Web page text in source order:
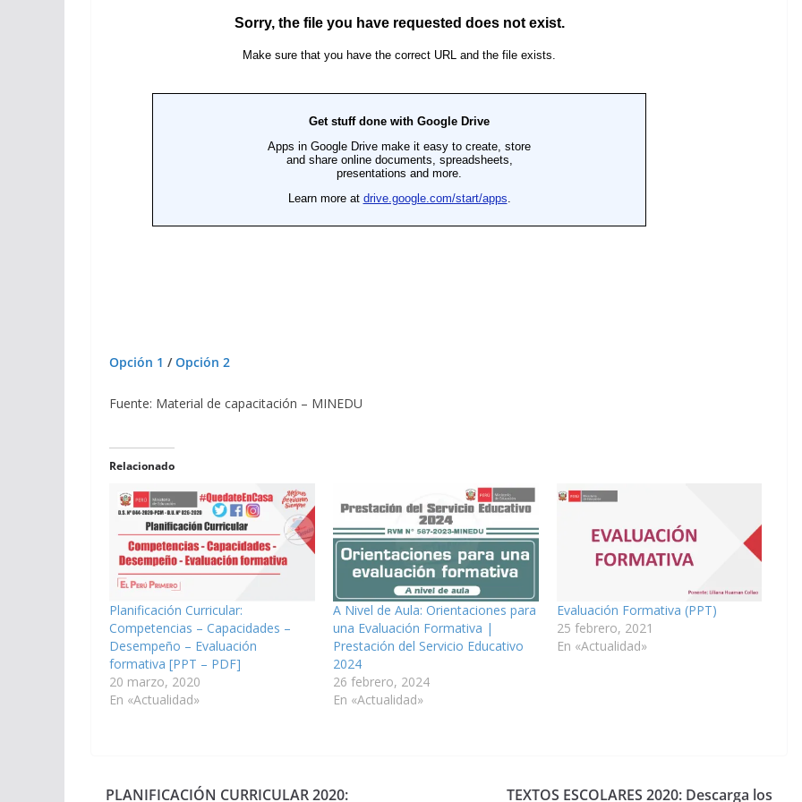
Opción 1 /Opción 2
Fuente: Material de capacitación – MINEDU
Relacionado
Planificación Curricular:
Competencias – Capacidades –
Desempeño – Evaluación
formativa [PPT – PDF]
20 marzo, 2020
En «Actualidad»
A Nivel de Aula: Orientaciones para
una Evaluación Formativa |
Prestación del Servicio Educativo
2024
26 febrero, 2024
En «Actualidad»
Evaluación Formativa (PPT)
25 febrero, 2021
En «Actualidad»
PLANIFICACIÓN CURRICULAR 2020: TEXTOS ESCOLARES 2020: Descarga los